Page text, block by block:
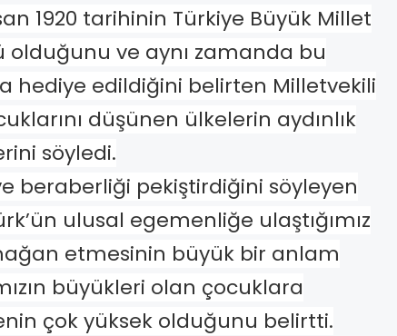
1920 tarihinin Türkiye Büyük Millet
olduğunu ve aynı zamanda bu
hediye edildiğini belirten Milletvekili
düşünen ülkelerin aydınlık
söyledi.
beraberliği pekiştirdiğini söyleyen
ulusal egemenliğe ulaştığımız
etmesinin büyük bir anlam
büyükleri olan çocuklara
çok yüksek olduğunu belirtti.